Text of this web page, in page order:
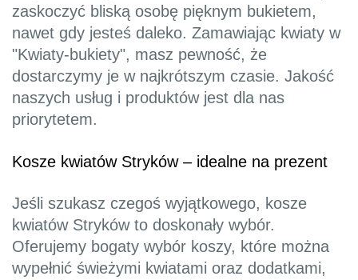
zaskoczyć bliską osobę pięknym bukietem,
nawet gdy jesteś daleko. Zamawiając kwiaty w
"Kwiaty-bukiety", masz pewność, że
dostarczymy je w najkrótszym czasie. Jakość
naszych usług i produktów jest dla nas
priorytetem.
Kosze kwiatów Stryków – idealne na prezent
Jeśli szukasz czegoś wyjątkowego, kosze
kwiatów Stryków to doskonały wybór.
Oferujemy bogaty wybór koszy, które można
wypełnić świeżymi kwiatami oraz dodatkami,